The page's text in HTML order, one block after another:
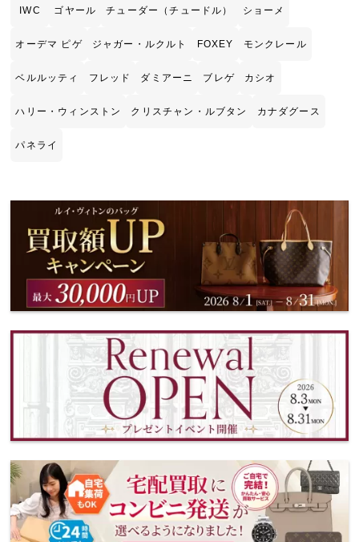
IWC ゴヤール チューダー（チュードル） ショーメ
オーデマ ピゲ ジャガー・ルクルト FOXEY モンクレール
ベルルッティ フレッド ダミアーニ ブレゲ カシオ
ハリー・ウィンストン クリスチャン・ルブタン カナダグース
パネライ